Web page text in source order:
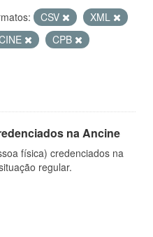
CSV
XML
CPB
na Ancine
física) credenciados na
regular.